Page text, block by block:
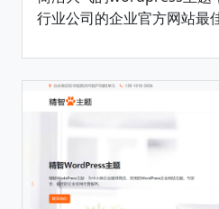
行业公司的企业官方网站最